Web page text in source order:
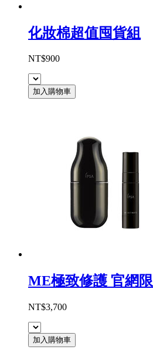
化妝棉超值囤貨組
NT$900
加入購物車
ME極致修護 官網
NT$3,700
加入購物車